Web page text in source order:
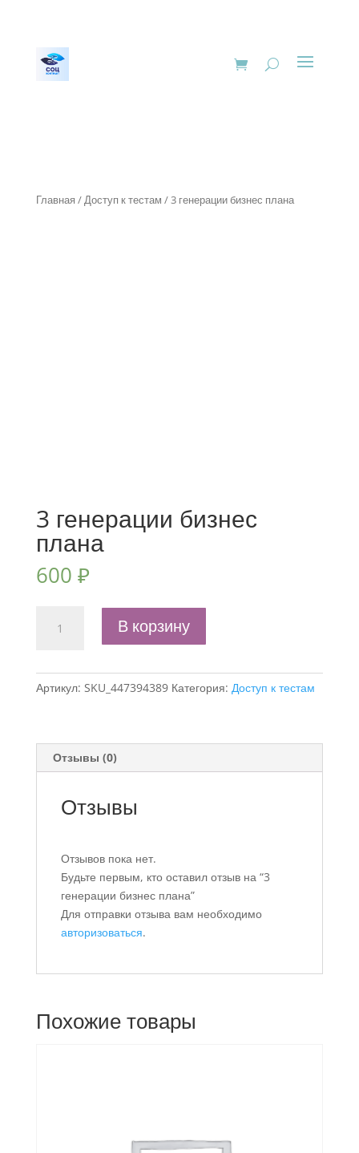
Главная /Доступ к тестам / 3 генерации бизнес плана
3 генерации бизнес
плана
600 ₽
товара
генерации
бизнес
В корзину
Артикул: SKU_447394389 Категория: Доступ к тестам
Отзывы (0)
Отзывы
Отзывов пока нет.
Будьте первым, кто оставил отзыв на “3
генерации бизнес плана”
Для отправки отзыва вам необходимо
авторизоваться.
Похожие товары